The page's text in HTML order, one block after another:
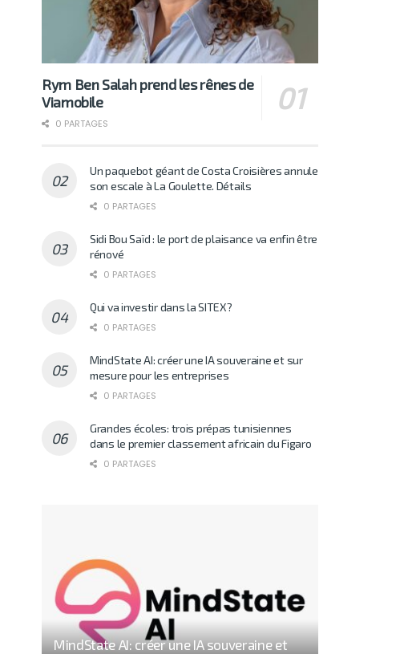
Rym Ben Salah prend les rênes de
Viamobile
0 PARTAGES
Un paquebot géant de Costa Croisières annule
son escale à La Goulette. Détails
0 PARTAGES
Sidi Bou Saïd : le port de plaisance va enfin être
rénové
0 PARTAGES
Qui va investir dans la SITEX?
0 PARTAGES
MindState AI: créer une IA souveraine et sur
mesure pour les entreprises
0 PARTAGES
Grandes écoles: trois prépas tunisiennes
dans le premier classement africain du Figaro
0 PARTAGES
MindState AI: créer une IA souveraine et